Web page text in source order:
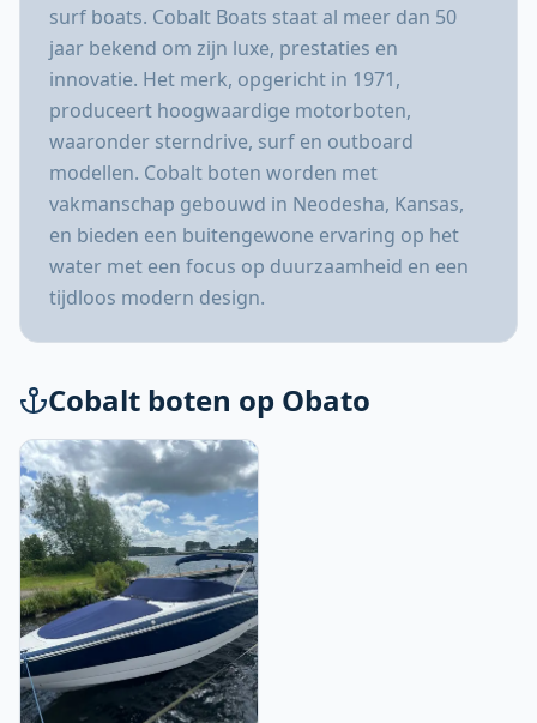
surf boats. Cobalt Boats staat al meer dan 50
jaar bekend om zijn luxe, prestaties en
innovatie. Het merk, opgericht in 1971,
produceert hoogwaardige motorboten,
waaronder sterndrive, surf en outboard
modellen. Cobalt boten worden met
vakmanschap gebouwd in Neodesha, Kansas,
en bieden een buitengewone ervaring op het
water met een focus op duurzaamheid en een
tijdloos modern design.
Cobalt boten op Obato